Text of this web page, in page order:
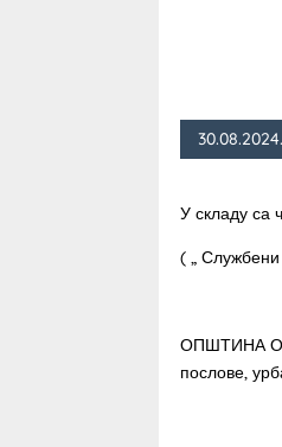
30.08.2024.
У складу са
( „
ОПШТИНА
послове,